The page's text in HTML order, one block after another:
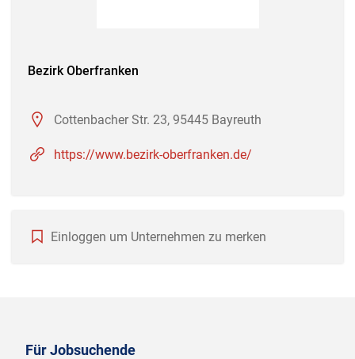
Bezirk Oberfranken
Cottenbacher Str. 23, 95445 Bayreuth
https://www.bezirk-oberfranken.de/
Einloggen um Unternehmen zu merken
Für Jobsuchende